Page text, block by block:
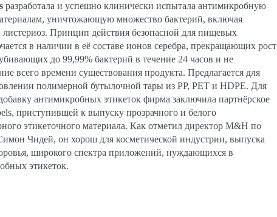
разработала и успешно клинически испытала антимикробную
уничтожающую множество бактерий, включая
листериоз. Принцип действия безопасной для пищевых
в наличии в её составе ионов серебра, прекращающих рост
до 99,99% бактерий в течение 24 часов и не
всего времени существования продукта. Предлагается для
полимерной бутылочной тары из PP, PET и HDPE. Для
антимикробных этикеток фирма заключила партнёрское
, приступившей к выпуску прозрачного и белого
этикеточного материала. Как отметил директор M&H по
Чидей, он хорош для косметической индустрии, выпуска
широкого спектра приложений, нуждающихся в
этикеток.